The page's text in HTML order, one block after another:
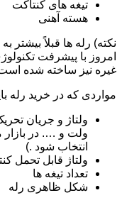
تیغه های کنتاکت
هسته آهنی
نکته) رله ها قبلاً بیشتر
غیره نیز ساخته شده
مواردی که در خرید رله
ولت و …. در بازار
انتخاب شود .)
ولتاژ قابل تحمل
تعداد تیغه ها
شکل ظاهری رله